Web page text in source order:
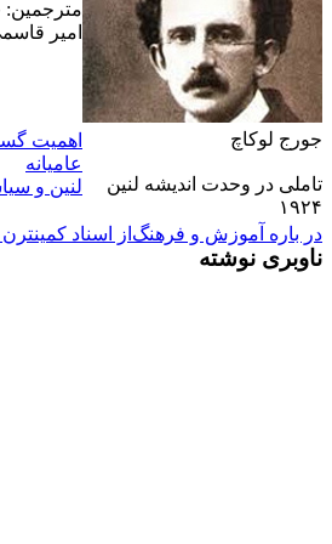
جورج لوکاچ
تاملى در وحدت انديشه لنين
۱۹۲۴
امير
اهميت
عاميانه
لنین و
در باره آموزش و فرهنگ از اسناد
ناوبری نوشته